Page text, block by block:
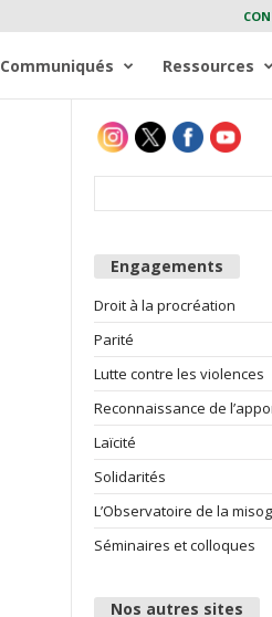
Communiqués Ressources
Engagements
Droit à la procréation
Parité
Lutte contre les violences
Reconnaissance de
Laïcité
Solidarités
L’Observatoire de la
Séminaires et colloques
Nos autres sites